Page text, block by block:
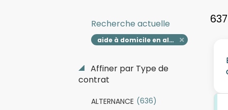
Recherche actuelle
aide à domicile en alternance
Affiner par Type de
contrat
ALTERNANCE (636)